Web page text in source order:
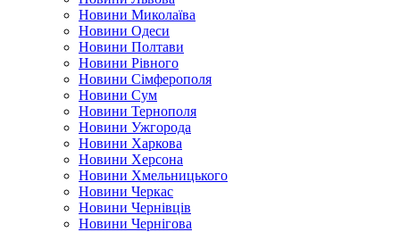
Новини Миколаїва
Новини Одеси
Новини Полтави
Новини Рівного
Новини Сімферополя
Новини Сум
Новини Тернополя
Новини Ужгорода
Новини Харкова
Новини Херсона
Новини Хмельницького
Новини Черкас
Новини Чернівців
Новини Чернігова